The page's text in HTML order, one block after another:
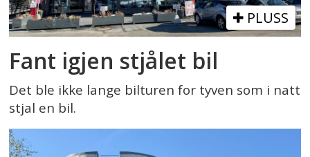
PLUSS
Fant igjen stjålet bil
Det ble ikke lange bilturen for tyven som i natt
stjal en bil.